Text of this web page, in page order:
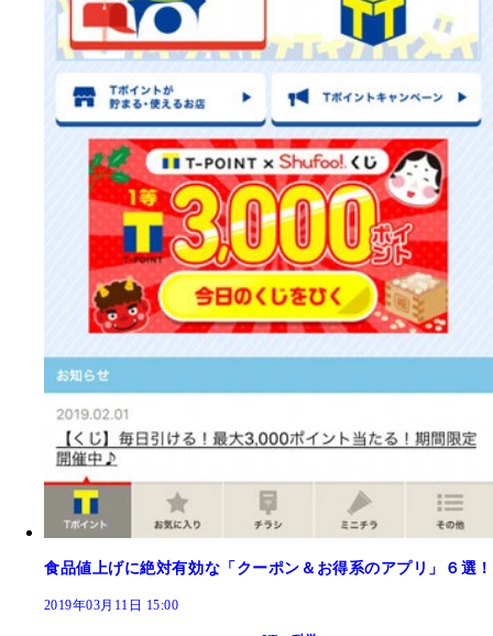
食品値上げに絶対有効な「クーポン＆お得系のアプリ」６選！
2019年03月11日 15:00